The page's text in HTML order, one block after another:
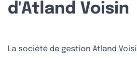
d'Atland Voisin
La société de gestion Atland